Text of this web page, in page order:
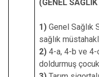
(GENEL
1) Genel Sağlık
sağlık
2) 4-a, 4-b ve 4-
doldurmuş